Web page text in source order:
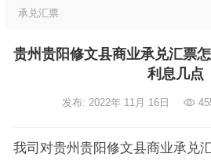
承兑汇票
贵州贵阳修文县商业承兑汇票
利息几点
发布: 2022年 11月 16日
我司对贵州贵阳修文县商业承兑